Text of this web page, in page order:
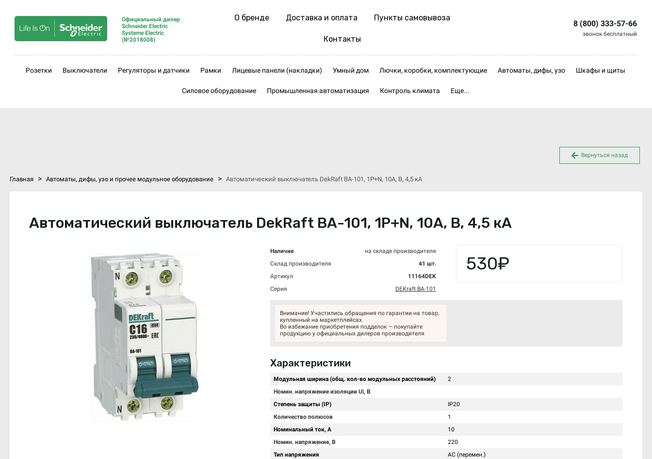
Официальный дилер
Schneider Electric
Systeme Electric
(№2018008)
О бренде Доставка и оплата Пункты самовывоза
Контакты
8 (800) 333-57-66
звонок бесплатный
Розетки Выключатели Регуляторы и датчики Рамки Лицевые панели (накладки) Умный дом Лючки, коробки, комплектующие Автоматы, дифы, узо Шкафы и щиты
Силовое оборудование Промышленная автоматизация Контроль климата Еще...
Вернуться назад
Главная > Автоматы, дифы, узо и прочее модульное оборудование > Автоматический выключатель DekRaft ВА-101, 1P+N, 10А, В, 4,5 кА
Автоматический выключатель DekRaft ВА-101, 1P+N, 10А, В, 4,5 кА
Наличие
на складе производителя
Склад производителя
41 шт.
Артикул
11164DEK
Серия
DEKraft ВА-101
530₽
Внимание! Участились обращения по гарантии на товар,
купленный на маркетплейсах.
Во избежание приобретения подделок — покупайте
продукцию у официальных дилеров производителя
Характеристики
Модульная ширина (общ. кол-во модульных расстояний)
2
Номин. напряжение изоляции Ui, В
Степень защиты (IP)
IP20
Количество полюсов
1
Номинальный ток, А
10
Номин. напряжение, В
220
Тип напряжения
AC (перемен.)